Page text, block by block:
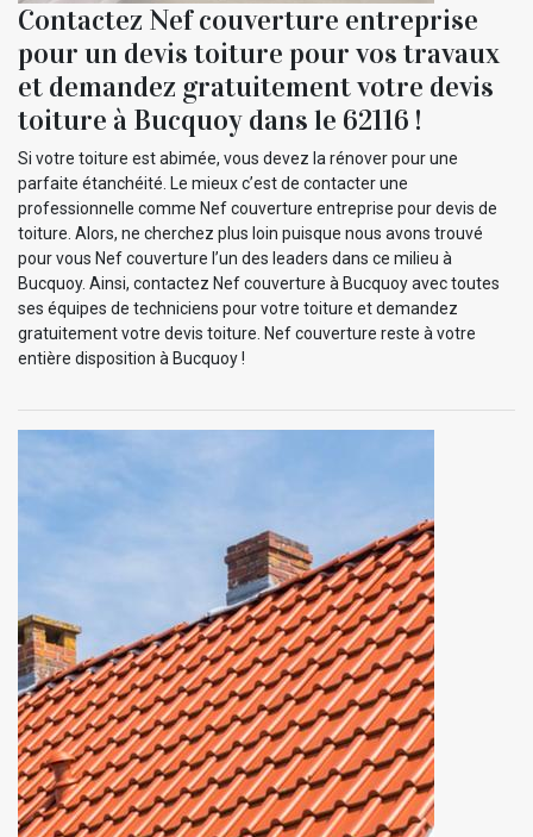
Contactez Nef couverture entreprise
pour un devis toiture pour vos travaux
et demandez gratuitement votre devis
toiture à Bucquoy dans le 62116 !
Si votre toiture est abimée, vous devez la rénover pour une
parfaite étanchéité. Le mieux c’est de contacter une
professionnelle comme Nef couverture entreprise pour devis de
toiture. Alors, ne cherchez plus loin puisque nous avons trouvé
pour vous Nef couverture l’un des leaders dans ce milieu à
Bucquoy. Ainsi, contactez Nef couverture à Bucquoy avec toutes
ses équipes de techniciens pour votre toiture et demandez
gratuitement votre devis toiture. Nef couverture reste à votre
entière disposition à Bucquoy !